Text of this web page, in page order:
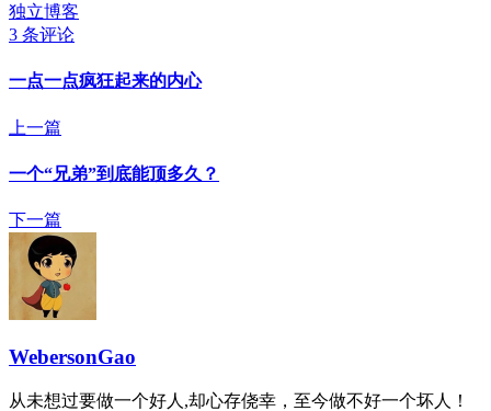
独立博客
3 条评论
一点一点疯狂起来的内心
上一篇
一个“兄弟”到底能顶多久？
下一篇
WebersonGao
从未想过要做一个好人,却心存侥幸，至今做不好一个坏人！